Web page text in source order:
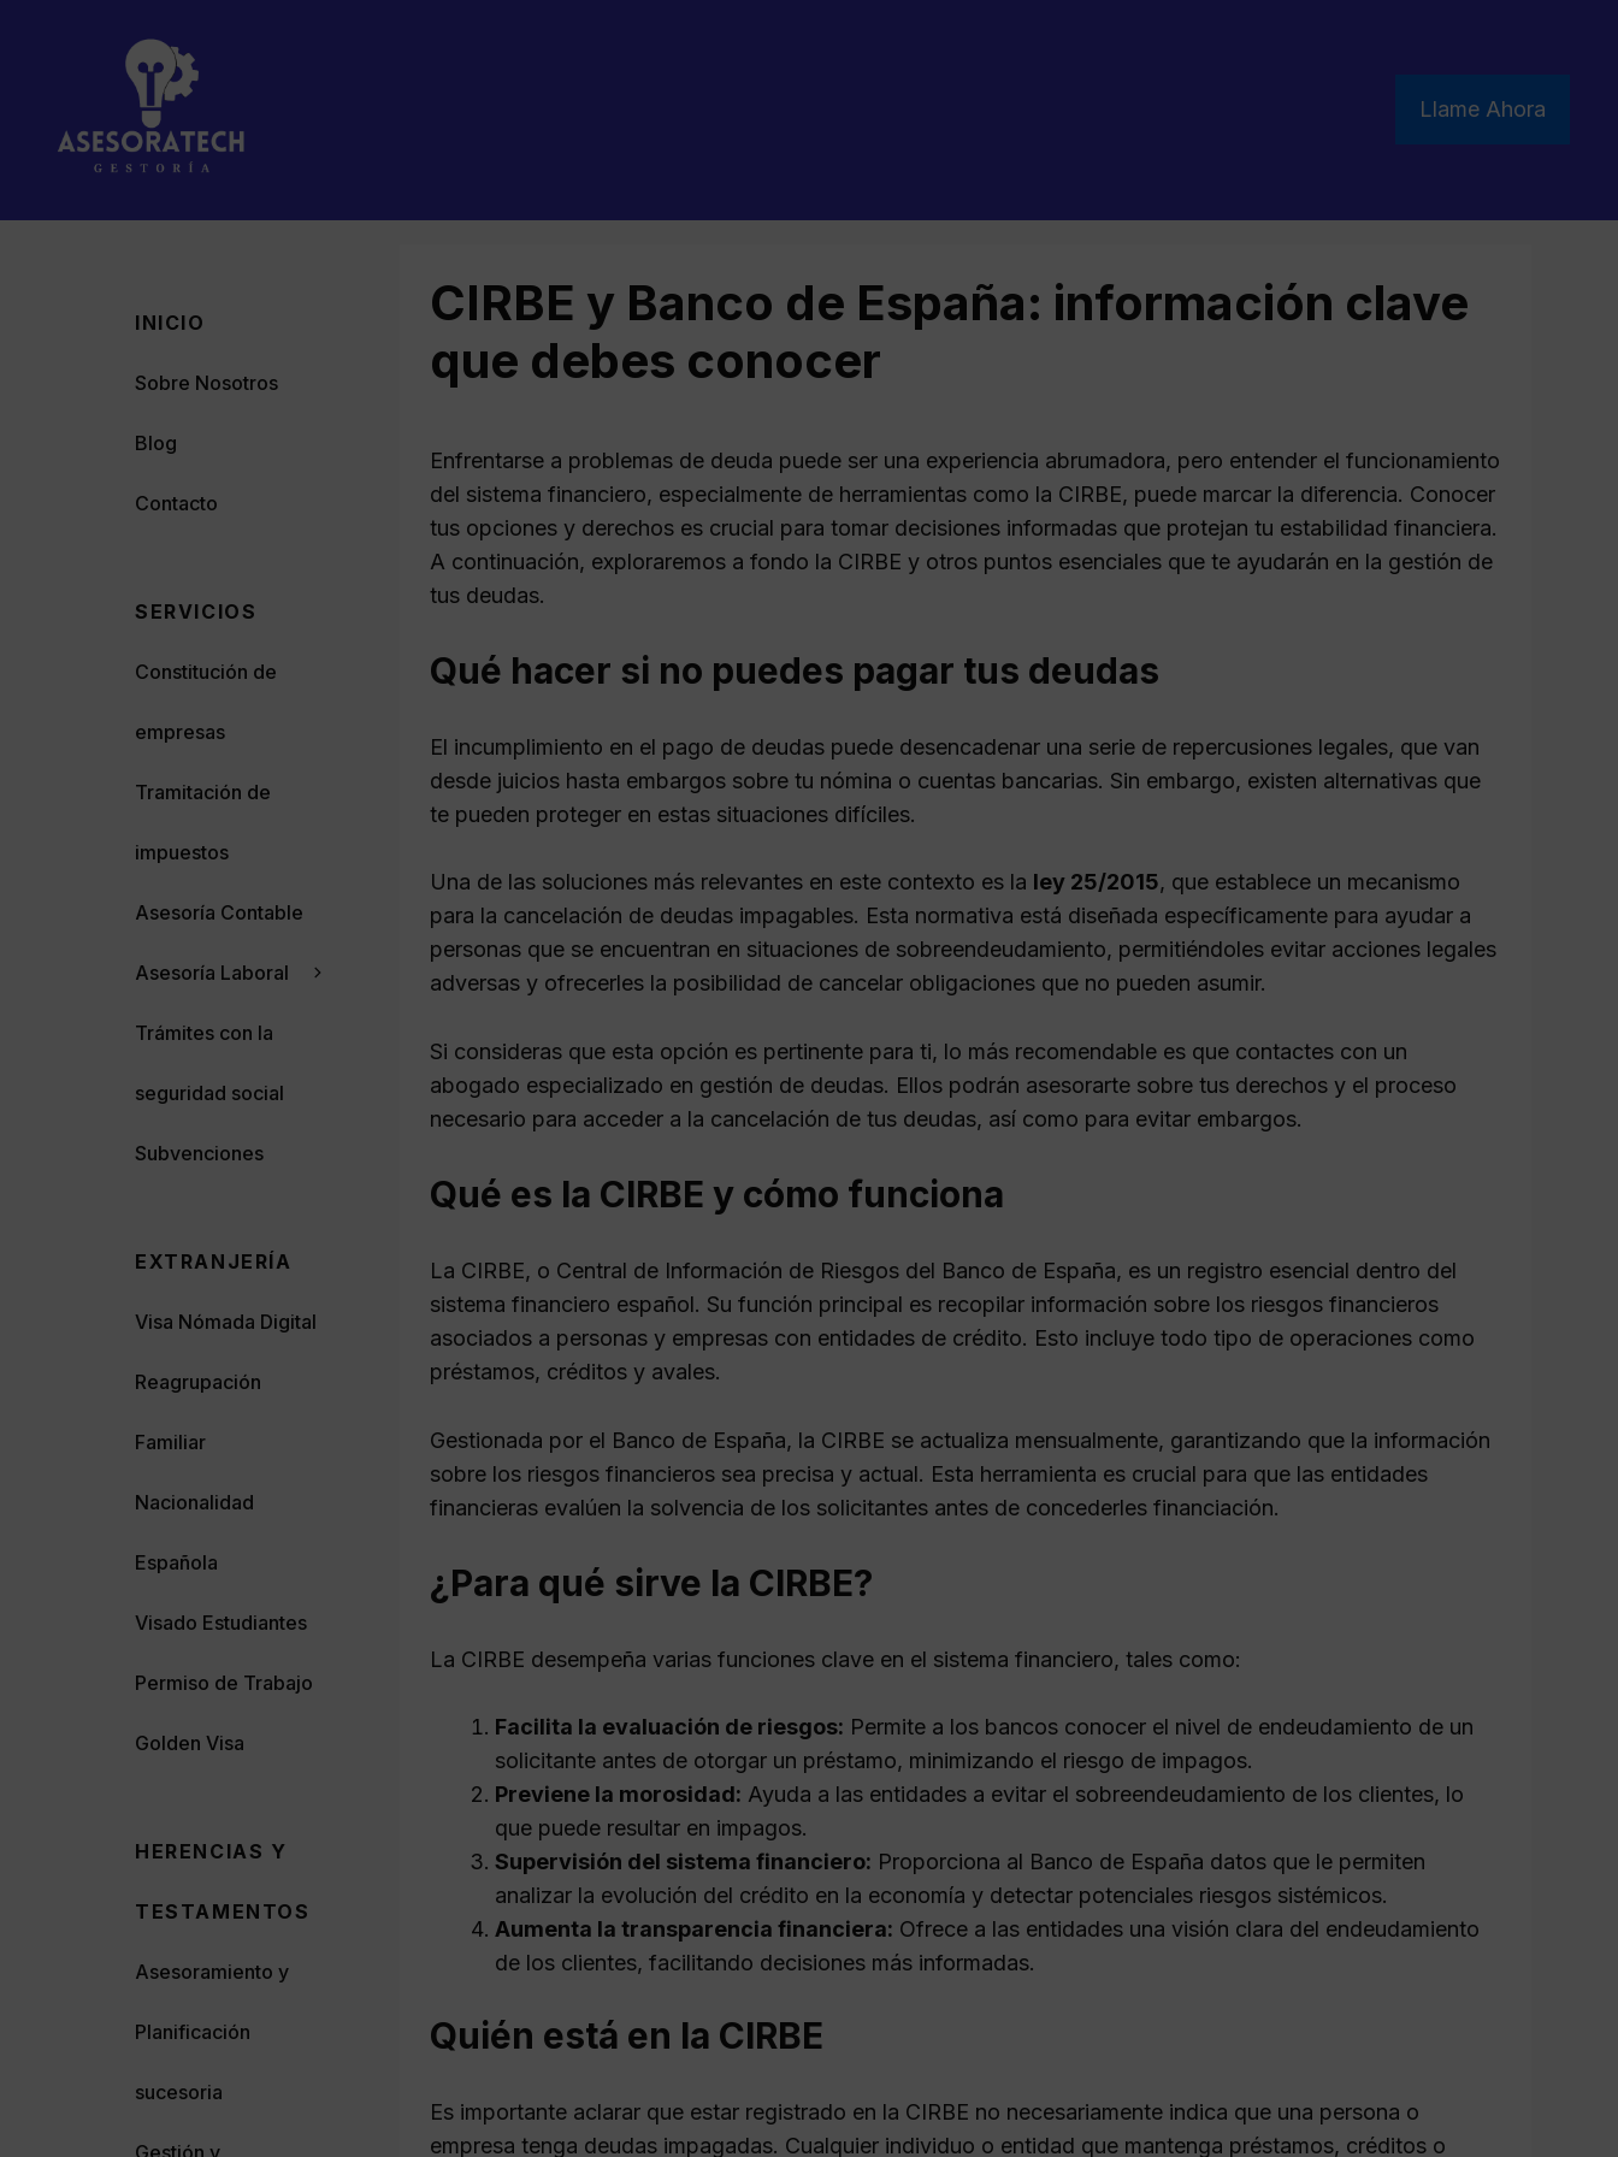
Llame Ahora
CIRBE y Banco de España: información clave
que debes conocer
Enfrentarse a problemas de deuda puede ser una experiencia abrumadora, pero entender el funcionamiento
del sistema financiero, especialmente de herramientas como la CIRBE, puede marcar la diferencia. Conocer
tus opciones y derechos es crucial para tomar decisiones informadas que protejan tu estabilidad financiera.
A continuación, exploraremos a fondo la CIRBE y otros puntos esenciales que te ayudarán en la gestión de
tus deudas.
Qué hacer si no puedes pagar tus deudas
El incumplimiento en el pago de deudas puede desencadenar una serie de repercusiones legales, que van
desde juicios hasta embargos sobre tu nómina o cuentas bancarias. Sin embargo, existen alternativas que
te pueden proteger en estas situaciones difíciles.
Una de las soluciones más relevantes en este contexto es la ley 25/2015, que establece un mecanismo
para la cancelación de deudas impagables. Esta normativa está diseñada específicamente para ayudar a
personas que se encuentran en situaciones de sobreendeudamiento, permitiéndoles evitar acciones legales
adversas y ofrecerles la posibilidad de cancelar obligaciones que no pueden asumir.
Si consideras que esta opción es pertinente para ti, lo más recomendable es que contactes con un
abogado especializado en gestión de deudas. Ellos podrán asesorarte sobre tus derechos y el proceso
necesario para acceder a la cancelación de tus deudas, así como para evitar embargos.
Qué es la CIRBE y cómo funciona
La CIRBE, o Central de Información de Riesgos del Banco de España, es un registro esencial dentro del
sistema financiero español. Su función principal es recopilar información sobre los riesgos financieros
asociados a personas y empresas con entidades de crédito. Esto incluye todo tipo de operaciones como
préstamos, créditos y avales.
Gestionada por el Banco de España, la CIRBE se actualiza mensualmente, garantizando que la información
sobre los riesgos financieros sea precisa y actual. Esta herramienta es crucial para que las entidades
financieras evalúen la solvencia de los solicitantes antes de concederles financiación.
¿Para qué sirve la CIRBE?
La CIRBE desempeña varias funciones clave en el sistema financiero, tales como:
Facilita la evaluación de riesgos: Permite a los bancos conocer el nivel de endeudamiento de un
solicitante antes de otorgar un préstamo, minimizando el riesgo de impagos.
Previene la morosidad: Ayuda a las entidades a evitar el sobreendeudamiento de los clientes, lo
que puede resultar en impagos.
Supervisión del sistema financiero: Proporciona al Banco de España datos que le permiten
analizar la evolución del crédito en la economía y detectar potenciales riesgos sistémicos.
Aumenta la transparencia financiera: Ofrece a las entidades una visión clara del endeudamiento
de los clientes, facilitando decisiones más informadas.
Quién está en la CIRBE
Es importante aclarar que estar registrado en la CIRBE no necesariamente indica que una persona o
empresa tenga deudas impagadas. Cualquier individuo o entidad que mantenga préstamos, créditos o
INICIO
Sobre Nosotros
Blog
Contacto
SERVICIOS
Constitución de
empresas
Tramitación de
impuestos
Asesoría Contable
Asesoría Laboral
Trámites con la
seguridad social
Subvenciones
EXTRANJERÍA
Visa Nómada Digital
Reagrupación
Familiar
Nacionalidad
Española
Visado Estudiantes
Permiso de Trabajo
Golden Visa
HERENCIAS Y
TESTAMENTOS
Asesoramiento y
Planificación
sucesoria
Gestión y